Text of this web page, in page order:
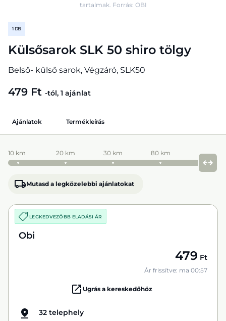
1 DB
Külsősarok SLK 50 shiro tölgy
Belső- külső sarok, Végzáró, SLK50
479 Ft -tól, 1 ajánlat
tartalmak. Forrás: OBI
Ajánlatok Termékleírás
10 km 20 km 30 km 80 km
Mutasd a legközelebbi ajánlatokat
LEGKEDVEZŐBB ELADÁSI ÁR
Obi
479 Ft
Ár frissítve: ma 00:57
Ugrás a kereskedőhöz
32 telephely